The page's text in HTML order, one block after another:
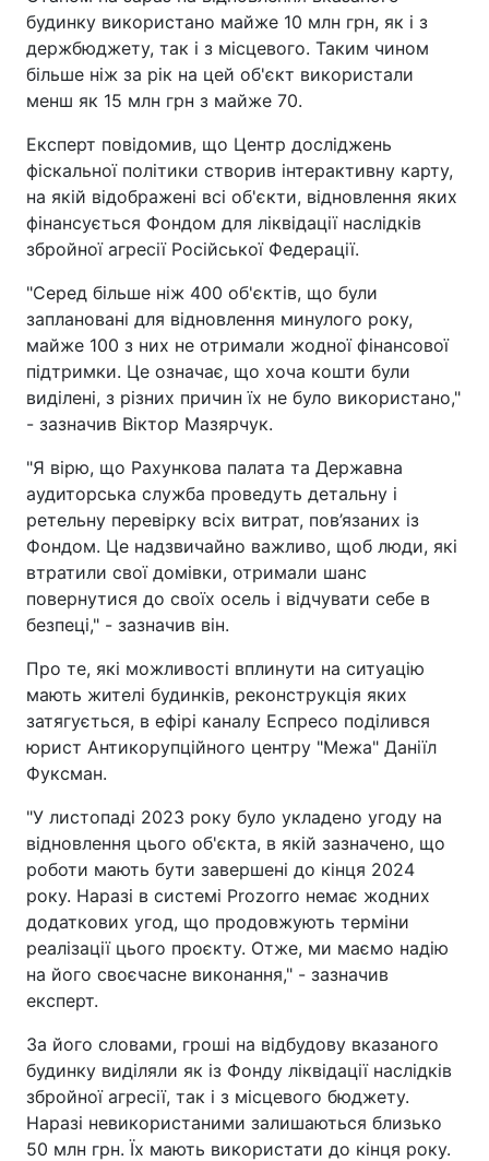
будинку використано майже 10 млн грн, як і з
держбюджету, так і з місцевого. Таким чином
більше ніж за рік на цей об'єкт використали
менш як 15 млн грн з майже 70.
Експерт повідомив, що Центр досліджень
фіскальної політики створив інтерактивну карту,
на якій відображені всі об'єкти, відновлення яких
фінансується Фондом для ліквідації наслідків
збройної агресії Російської Федерації.
"Серед більше ніж 400 об'єктів, що були
заплановані для відновлення минулого року,
майже 100 з них не отримали жодної фінансової
підтримки. Це означає, що хоча кошти були
виділені, з різних причин їх не було використано,"
- зазначив Віктор Мазярчук.
"Я вірю, що Рахункова палата та Державна
аудиторська служба проведуть детальну і
ретельну перевірку всіх витрат, пов’язаних із
Фондом. Це надзвичайно важливо, щоб люди, які
втратили свої домівки, отримали шанс
повернутися до своїх осель і відчувати себе в
безпеці," - зазначив він.
Про те, які можливості вплинути на ситуацію
мають жителі будинків, реконструкція яких
затягується, в ефірі каналу Еспресо поділився
юрист Антикорупційного центру "Межа" Даніїл
Фуксман.
"У листопаді 2023 року було укладено угоду на
відновлення цього об'єкта, в якій зазначено, що
роботи мають бути завершені до кінця 2024
року. Наразі в системі Prozorro немає жодних
додаткових угод, що продовжують терміни
реалізації цього проєкту. Отже, ми маємо надію
на його своєчасне виконання," - зазначив
експерт.
За його словами, гроші на відбудову вказаного
будинку виділяли як із Фонду ліквідації наслідків
збройної агресії, так і з місцевого бюджету.
Наразі невикористаними залишаються близько
50 млн грн. Їх мають використати до кінця року.